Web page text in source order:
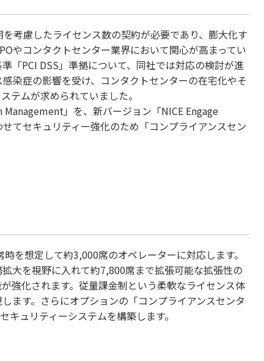
考慮したライセンス数の契約が必要であり、膨大化す
やコンタクトセンター業界において関心が高まってい
「PCI DSS」準拠について、同社では対応の検討が進
染症の影響を受け、コンタクトセンターの在宅化やそ
テムが求められていました。
」を、新バージョン「NICE Engage
てセキュリティー強化のため「コンプライアンスセン
を想定して約3,000席のオペレーターに対応します。
大を視野に入れて約7,800席まで拡張可能な拡張性の
強化されます。従量課金制という柔軟なライセンス体
ます。さらにオプションの「コンプライアンスセンタ
ュリティーシステムを構築します。